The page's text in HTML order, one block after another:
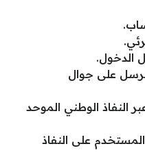
الدخول.
على جوال
النفاذ الوطني الموحد
على النفاذ